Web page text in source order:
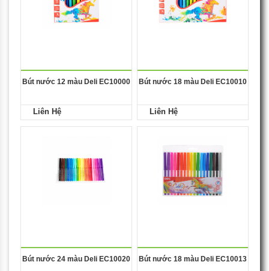
Bút nước 12 màu Deli EC10000
Liên Hệ
Bút nước 18 màu Deli EC10010
Liên Hệ
Bút nước 24 màu Deli EC10020 Bút nước 18 màu Deli EC10013